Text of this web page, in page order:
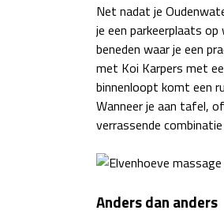
Net nadat je
je een parkeerplaats
beneden waar je een
met Koi Karpers met
binnenloopt komt een
Wanneer je aan tafel,
verrassende
Anders dan anders